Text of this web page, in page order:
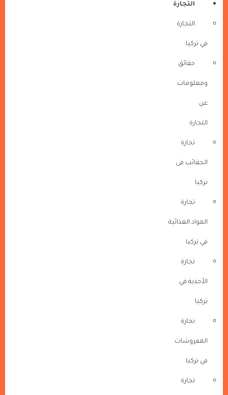
التجارة
التجارة
في تركيا
حقائق
ومعلومات
عن
التجارة
تجارة
الحقائب فى
تركيا
تجارة
المواد الغذائية
في تركيا
تجارة
الأحذية في
تركيا
تجارة
المفروشات
في تركيا
تجارة